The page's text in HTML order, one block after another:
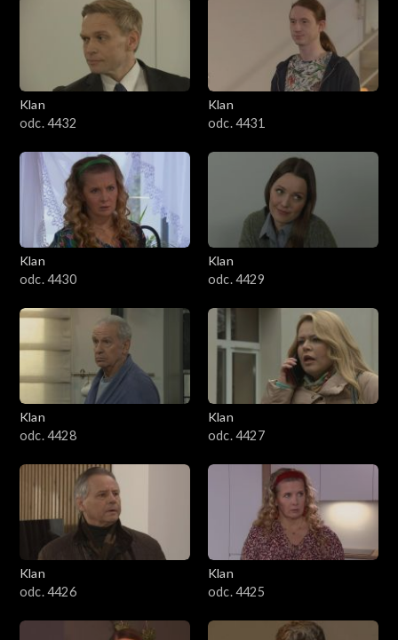
Klan
odc. 4432
Klan
odc. 4431
Klan
odc. 4430
Klan
odc. 4429
Klan
odc. 4428
Klan
odc. 4427
Klan
odc. 4426
Klan
odc. 4425